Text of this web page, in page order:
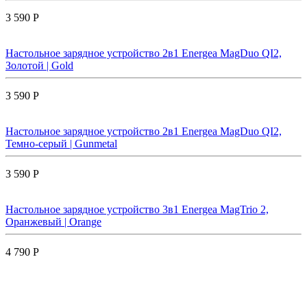
3 590 Р
Настольное зарядное устройство 2в1 Energea MagDuo QI2,
Золотой | Gold
3 590 Р
Настольное зарядное устройство 2в1 Energea MagDuo QI2,
Темно-серый | Gunmetal
3 590 Р
Настольное зарядное устройство 3в1 Energea MagTrio 2,
Оранжевый | Orange
4 790 Р